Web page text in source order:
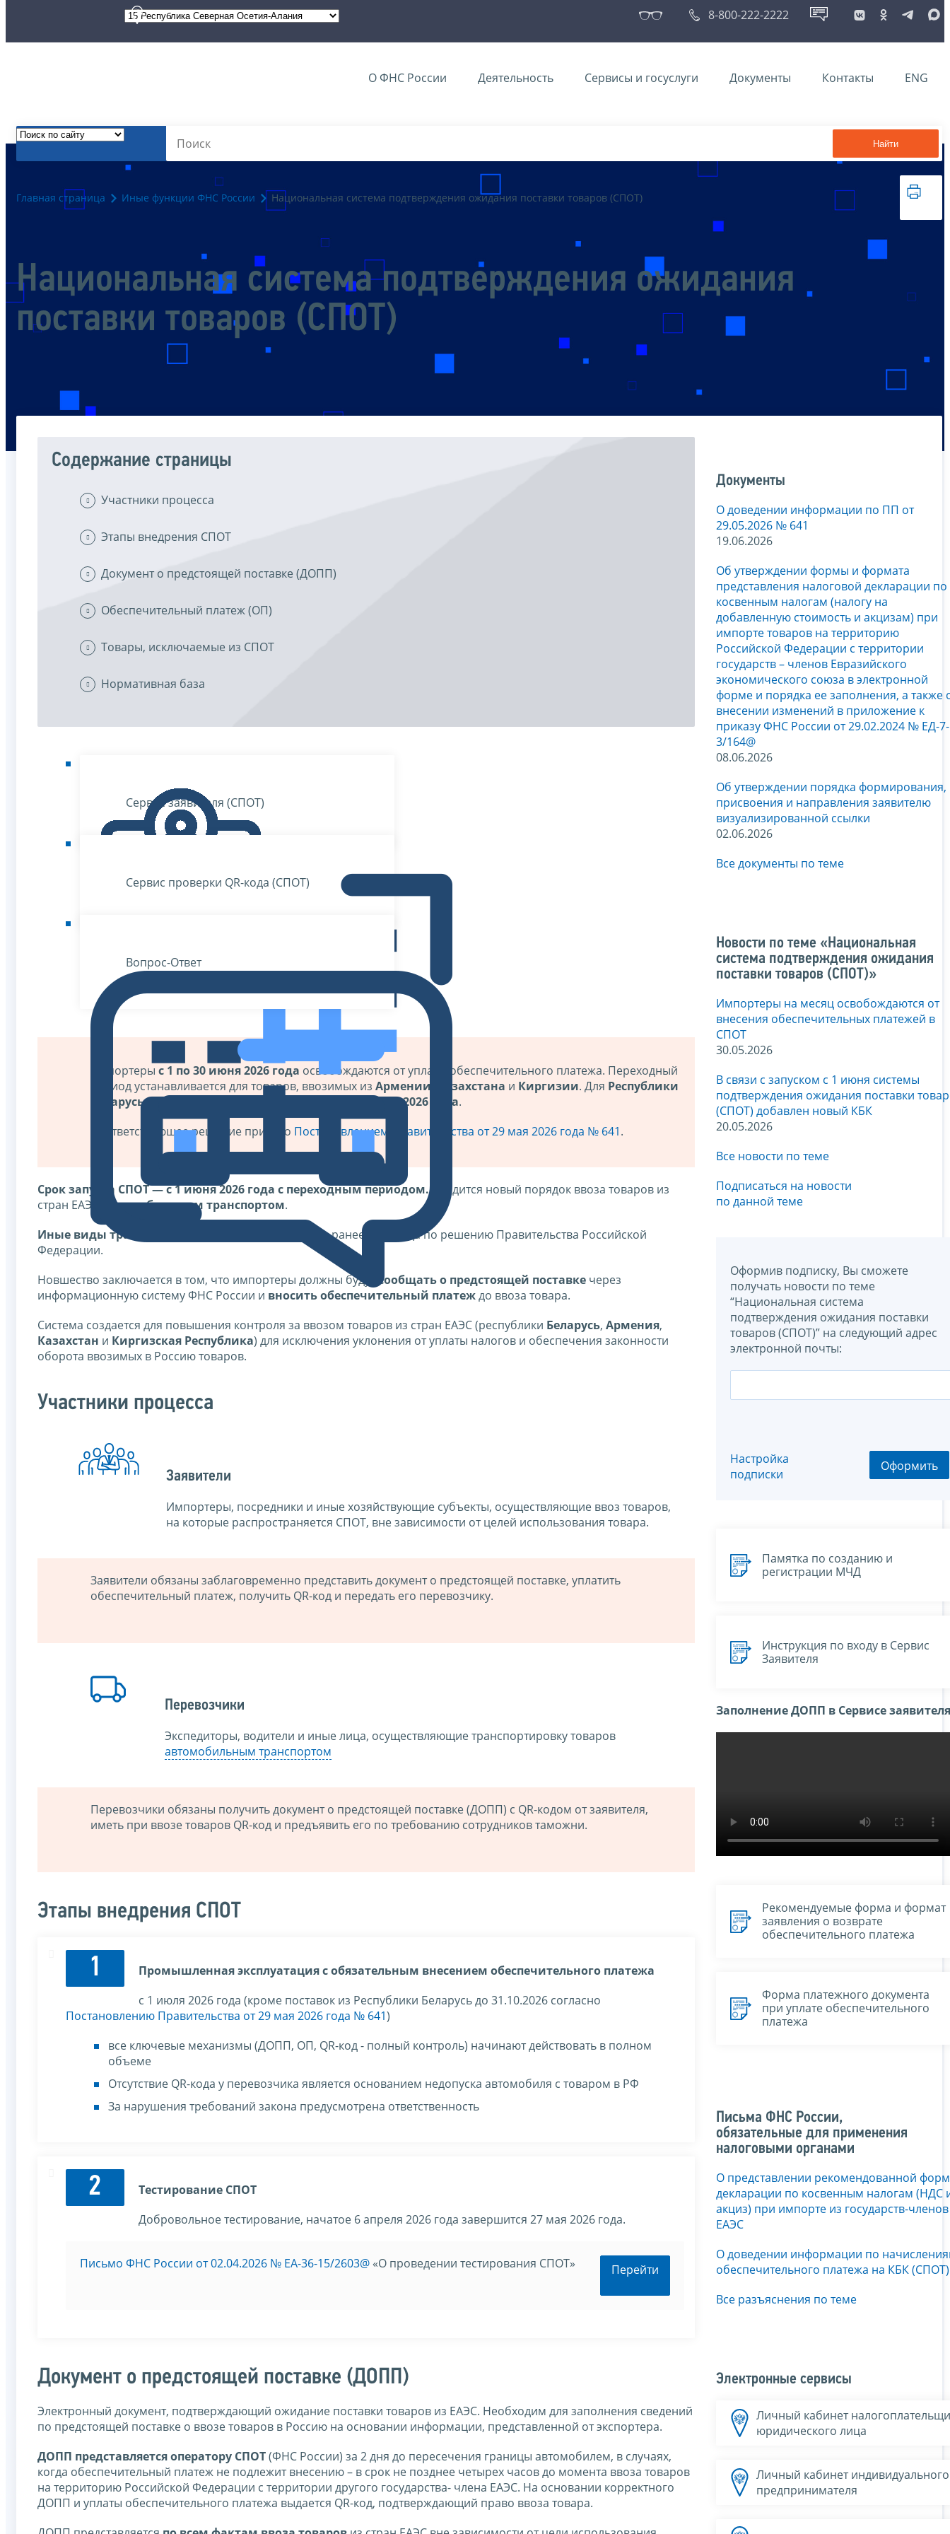
8-800-222-2222
О ФНС России Деятельность Сервисы и госуслуги Документы Контакты ENG
Найти
Главная страница Иные функции ФНС России Национальная система подтверждения ожидания поставки товаров (СПОТ)
Национальная система подтверждения ожидания
поставки товаров (СПОТ)
Содержание страницы
Участники процесса
Этапы внедрения СПОТ
Документ о предстоящей поставке (ДОПП)
Обеспечительный платеж (ОП)
Товары, исключаемые из СПОТ
Нормативная база
Сервис заявителя (СПОТ)
Сервис проверки QR-кода (СПОТ)
Вопрос-Ответ
Импортеры с 1 по 30 июня 2026 года освобождаются от уплаты обеспечительного платежа. Переходный
период устанавливается для товаров, ввозимых из Армении Казахстана и Киргизии. Для Республики
Беларусьданное освобождение действует до 1 ноября 2026 года.
Соответствующее решение принято Постановлением Правительства от 29 мая 2026 года № 641.
Срок запуска СПОТ — с 1 июня 2026 года c переходным периодом.Вводится новый порядок ввоза товаров из
стран ЕАЭС
автомобильным транспортом.
Иные виды транспорта
будут включены в СПОТ не ранее 2027 года по решению Правительства Российской
Федерации.
Новшество заключается в том, что импортеры должны будут
сообщать о предстоящей поставке через
информационную систему ФНС России и вносить обеспечительный платеждо ввоза товара.
Система создается для повышения контроля за ввозом товаров из стран ЕАЭС (республики Беларусь, Армения,
Казахстан и Киргизская Республика) для исключения уклонения от уплаты налогов и обеспечения законности
оборота ввозимых в Россию товаров.
Участники процесса
Заявители
Импортеры, посредники и иные хозяйствующие субъекты, осуществляющие ввоз товаров,
на которые распространяется СПОТ, вне зависимости от целей использования товара.
Заявители обязаны заблаговременно представить документ о предстоящей поставке, уплатить
обеспечительный платеж, получить QR-код и передать его перевозчику.
Перевозчики
Экспедиторы, водители и иные лица, осуществляющие транспортировку товаров
автомобильным транспортом
Перевозчики обязаны получить документ о предстоящей поставке (ДОПП) с QR-кодом от заявителя,
иметь при ввозе товаров QR-код и предъявить его по требованию сотрудников таможни.
Этапы внедрения СПОТ
1
Промышленная эксплуатация с обязательным внесением обеспечительного платежа
с 1 июля 2026 года (кроме поставок из Республики Беларусь до 31.10.2026 согласно
Постановлению Правительства от 29 мая 2026 года № 641)
все ключевые механизмы (ДОПП, ОП, QR-код - полный контроль) начинают действовать в полном
объеме
Отсутствие QR-кода у перевозчика является основанием недопуска автомобиля с товаром в РФ
За нарушения требований закона предусмотрена ответственность
2
Тестирование СПОТ
Добровольное тестирование, начатое 6 апреля 2026 года завершится 27 мая 2026 года.
Письмо ФНС России от 02.04.2026 № ЕА-36-15/2603@ «О проведении тестирования СПОТ» Перейти
Документ о предстоящей поставке (ДОПП)
Электронный документ, подтверждающий ожидание поставки товаров из ЕАЭС. Необходим для заполнения сведений
по предстоящей поставке о ввозе товаров в Россию на основании информации, представленной от экспортера.
ДОПП представляется оператору СПОТ(ФНС России) за 2 дня до пересечения границы автомобилем, в случаях,
когда обеспечительный платеж не подлежит внесению – в срок не позднее четырех часов до момента ввоза товаров
на территорию Российской Федерации с территории другого государства- члена ЕАЭС. На основании корректного
ДОПП и уплаты обеспечительного платежа выдается QR-код, подтверждающий право ввоза товара.
Документы
О доведении информации по ПП от
29.05.2026 № 641
19.06.2026
Об утверждении формы и формата
представления налоговой декларации по
косвенным налогам (налогу на
добавленную стоимость и акцизам) при
импорте товаров на территорию
Российской Федерации с территории
государств – членов Евразийского
экономического союза в электронной
форме и порядка ее заполнения, а также
внесении изменений в приложение к
приказу ФНС России от 29.02.2024 № ЕД-7-
3/164@
08.06.2026
Об утверждении порядка формирования,
присвоения и направления заявителю
визуализированной ссылки
02.06.2026
Все документы по теме
Новости по теме «Национальная
система подтверждения ожидания
поставки товаров (СПОТ)»
Импортеры на месяц освобождаются от
внесения обеспечительных платежей в
СПОТ
30.05.2026
В связи с запуском с 1 июня системы
подтверждения ожидания поставки
(СПОТ) добавлен новый КБК
20.05.2026
Все новости по теме
Подписаться на новости
по данной теме
Оформив подписку, Вы сможете
получать новости по теме
“Национальная система
подтверждения ожидания поставки
товаров (СПОТ)” на следующий адрес
электронной почты:
Настройка
подписки
Оформить
Памятка по созданию и
регистрации МЧД
Инструкция по входу в Сервис
Заявителя
Заполнение ДОПП в Сервисе заявителя
Рекомендуемые форма и формат
заявления о возврате
обеспечительного платежа
Форма платежного документа
при уплате обеспечительного
платежа
Письма ФНС России,
обязательные для применения
налоговыми органами
О представлении рекомендованной
декларации по косвенным налогам (НДС
акциз) при импорте из государств-членов
ЕАЭС
О доведении информации по
обеспечительного платежа на КБК (СПОТ)
Все разъяснения по теме
Электронные сервисы
Личный кабинет
юридического лица
Личный кабинет индивидуального
предпринимателя